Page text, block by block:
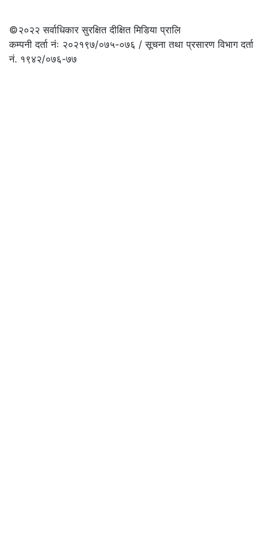
©२०२२सर्वाधिकार सुरक्षित दीक्षित मिडिया प्रालि
कम्पनी दर्ता नंः २०२१९७/०७५-०७६ / सूचना तथा प्रसारण विभाग दर्ता
नं. १९४२/०७६-७७